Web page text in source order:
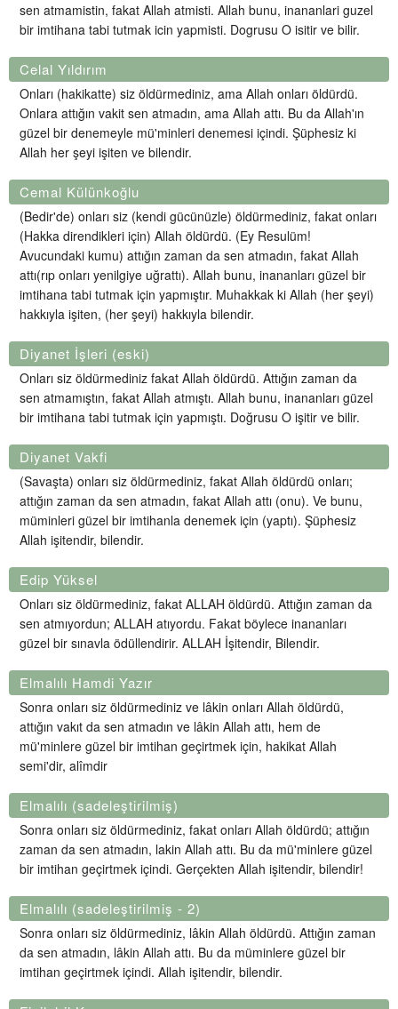
sen atmamistin, fakat Allah atmisti. Allah bunu, inananlari guzel
bir imtihana tabi tutmak icin yapmisti. Dogrusu O isitir ve bilir.
Celal Yıldırım
Onları (hakikatte) siz öldürmediniz, ama Allah onları öldürdü.
Onlara attığın vakit sen atmadın, ama Allah attı. Bu da Allah'ın
güzel bir denemeyle mü'minleri denemesi içindi. Şüphesiz ki
Allah her şeyi işiten ve bilendir.
Cemal Külünkoğlu
(Bedir'de) onları siz (kendi gücünüzle) öldürmediniz, fakat onları
(Hakka direndikleri için) Allah öldürdü. (Ey Resulüm!
Avucundaki kumu) attığın zaman da sen atmadın, fakat Allah
attı(rıp onları yenilgiye uğrattı). Allah bunu, inananları güzel bir
imtihana tabi tutmak için yapmıştır. Muhakkak ki Allah (her şeyi)
hakkıyla işiten, (her şeyi) hakkıyla bilendir.
Diyanet İşleri (eski)
Onları siz öldürmediniz fakat Allah öldürdü. Attığın zaman da
sen atmamıştın, fakat Allah atmıştı. Allah bunu, inananları güzel
bir imtihana tabi tutmak için yapmıştı. Doğrusu O işitir ve bilir.
Diyanet Vakfi
(Savaşta) onları siz öldürmediniz, fakat Allah öldürdü onları;
attığın zaman da sen atmadın, fakat Allah attı (onu). Ve bunu,
müminleri güzel bir imtihanla denemek için (yaptı). Şüphesiz
Allah işitendir, bilendir.
Edip Yüksel
Onları siz öldürmediniz, fakat ALLAH öldürdü. Attığın zaman da
sen atmıyordun; ALLAH atıyordu. Fakat böylece inananları
güzel bir sınavla ödüllendirir. ALLAH İşitendir, Bilendir.
Elmalılı Hamdi Yazır
Sonra onları siz öldürmediniz ve lâkin onları Allah öldürdü,
attığın vakıt da sen atmadın ve lâkin Allah attı, hem de
mü'minlere güzel bir imtihan geçirtmek için, hakikat Allah
semi'dir, alîmdir
Elmalılı (sadeleştirilmiş)
Sonra onları siz öldürmediniz, fakat onları Allah öldürdü; attığın
zaman da sen atmadın, lakin Allah attı. Bu da mü'minlere güzel
bir imtihan geçirtmek içindi. Gerçekten Allah işitendir, bilendir!
Elmalılı (sadeleştirilmiş - 2)
Sonra onları siz öldürmediniz, lâkin Allah öldürdü. Attığın zaman
da sen atmadın, lâkin Allah attı. Bu da müminlere güzel bir
imtihan geçirtmek içindi. Allah işitendir, bilendir.